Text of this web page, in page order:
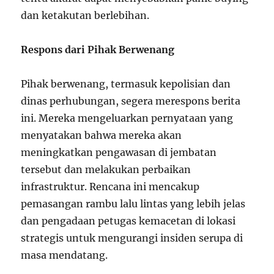
dan ketakutan berlebihan.
Respons dari Pihak Berwenang
Pihak berwenang, termasuk kepolisian dan
dinas perhubungan, segera merespons berita
ini. Mereka mengeluarkan pernyataan yang
menyatakan bahwa mereka akan
meningkatkan pengawasan di jembatan
tersebut dan melakukan perbaikan
infrastruktur. Rencana ini mencakup
pemasangan rambu lalu lintas yang lebih jelas
dan pengadaan petugas kemacetan di lokasi
strategis untuk mengurangi insiden serupa di
masa mendatang.